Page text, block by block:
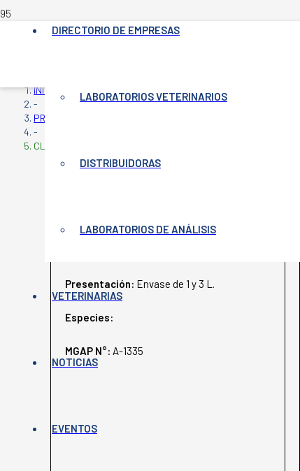
DIRECTORIO DE EMPRESAS
LABORATORIOS VETERINARIOS
DISTRIBUIDORAS
LABORATORIOS DE ANÁLISIS
VETERINARIAS
NOTICIAS
EVENTOS
INICIO
-
PRODUCTOS VETERINARIOS
-
CLOSAFEN 7.5%-5%
Presentación: Envase de 1 y 3 L.
Especies:
MGAP N°: A-1335